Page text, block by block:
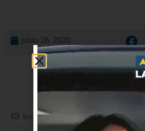
junio 26, 2020
Suscribir